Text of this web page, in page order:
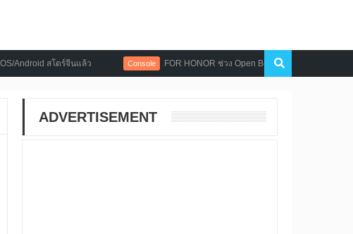
สโตร์จีนแล้ว FOR HONOR ช่วง Open Beta เปิดให้ดาวน์โหลดตัวเกมล่ว
ADVERTISEMENT